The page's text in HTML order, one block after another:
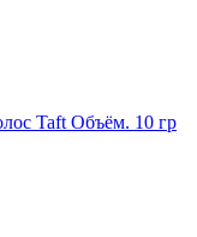
Taft Объём. 10 гр